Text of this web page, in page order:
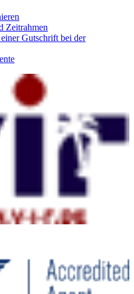
Zeitrahmen
Gutschrift bei der